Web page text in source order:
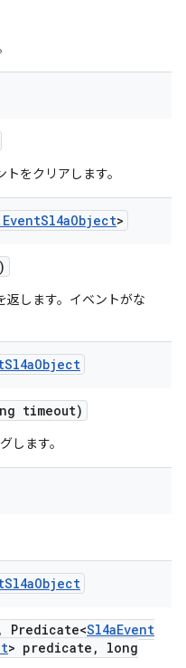
をクリアします。
EventSl4aObject>
返します。イベントがな
Sl4aObject
timeout)
します。
Sl4aObject
, Predicate<Sl4aEvent
> predicate ,
long